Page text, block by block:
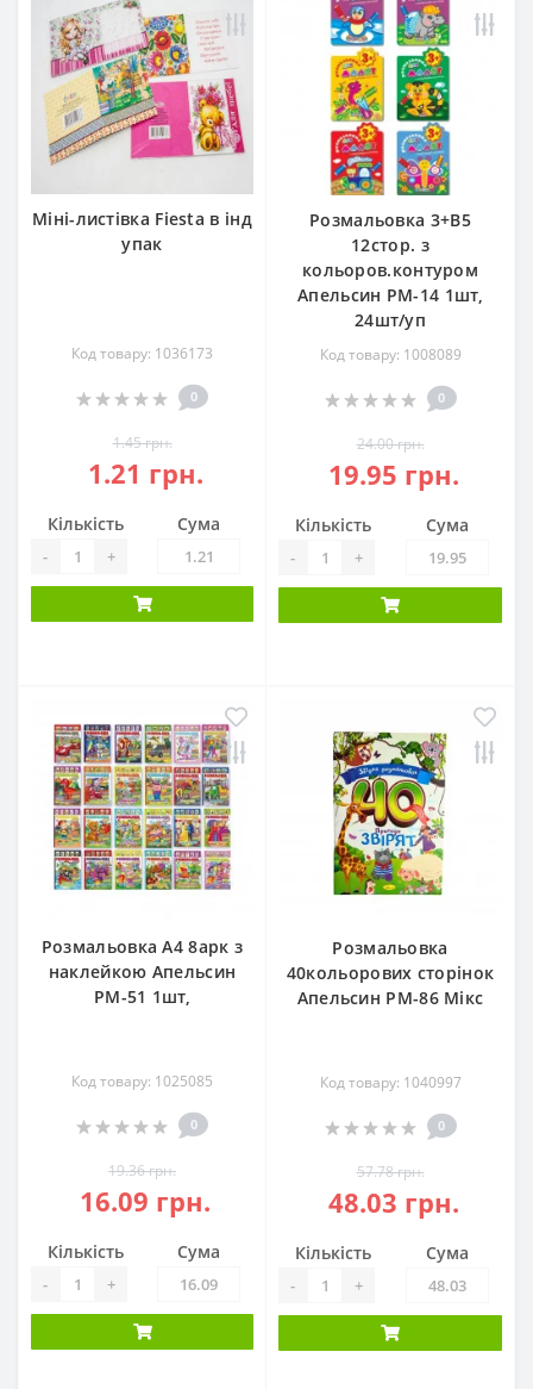
Міні-листівка Fiesta в інд
упак
Код товару: 1036173
0
1.45 грн.
1.21 грн.
Кількість
- +
Сума
Розмальовка 3+В5
12стор. з
кольоров.контуром
Апельсин РМ-14 1шт,
24шт/уп
Код товару: 1008089
0
24.00 грн.
19.95 грн.
Кількість
- +
Сума
Розмальовка А4 8арк з
наклейкою Апельсин
РМ-51 1шт,
Код товару: 1025085
0
19.36 грн.
16.09 грн.
Кількість
- +
Сума
Розмальовка
40кольорових сторінок
Апельсин РМ-86 Мікс
Код товару: 1040997
0
57.78 грн.
48.03 грн.
Кількість
- +
Сума